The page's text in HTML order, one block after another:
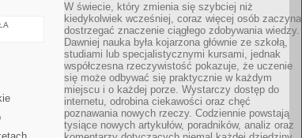
W świecie, który zmienia się szybciej niż
kiedykolwiek wcześniej, coraz więcej osób zaczyna
dostrzegać znaczenie ciągłego zdobywania wiedzy.
Dawniej nauka była kojarzona głównie ze szkołą,
studiami lub specjalistycznymi kursami, jednak
współczesna rzeczywistość pokazuje, że uczenie
się może odbywać się praktycznie w każdym
miejscu i o każdej porze. Wystarczy dostęp do
internetu, odrobina ciekawości oraz chęć
poznawania nowych rzeczy. Codziennie powstają
tysiące nowych artykułów, poradników, analiz oraz